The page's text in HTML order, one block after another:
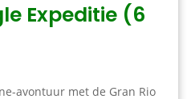
Expeditie (6
avontuur met de Gran Rio